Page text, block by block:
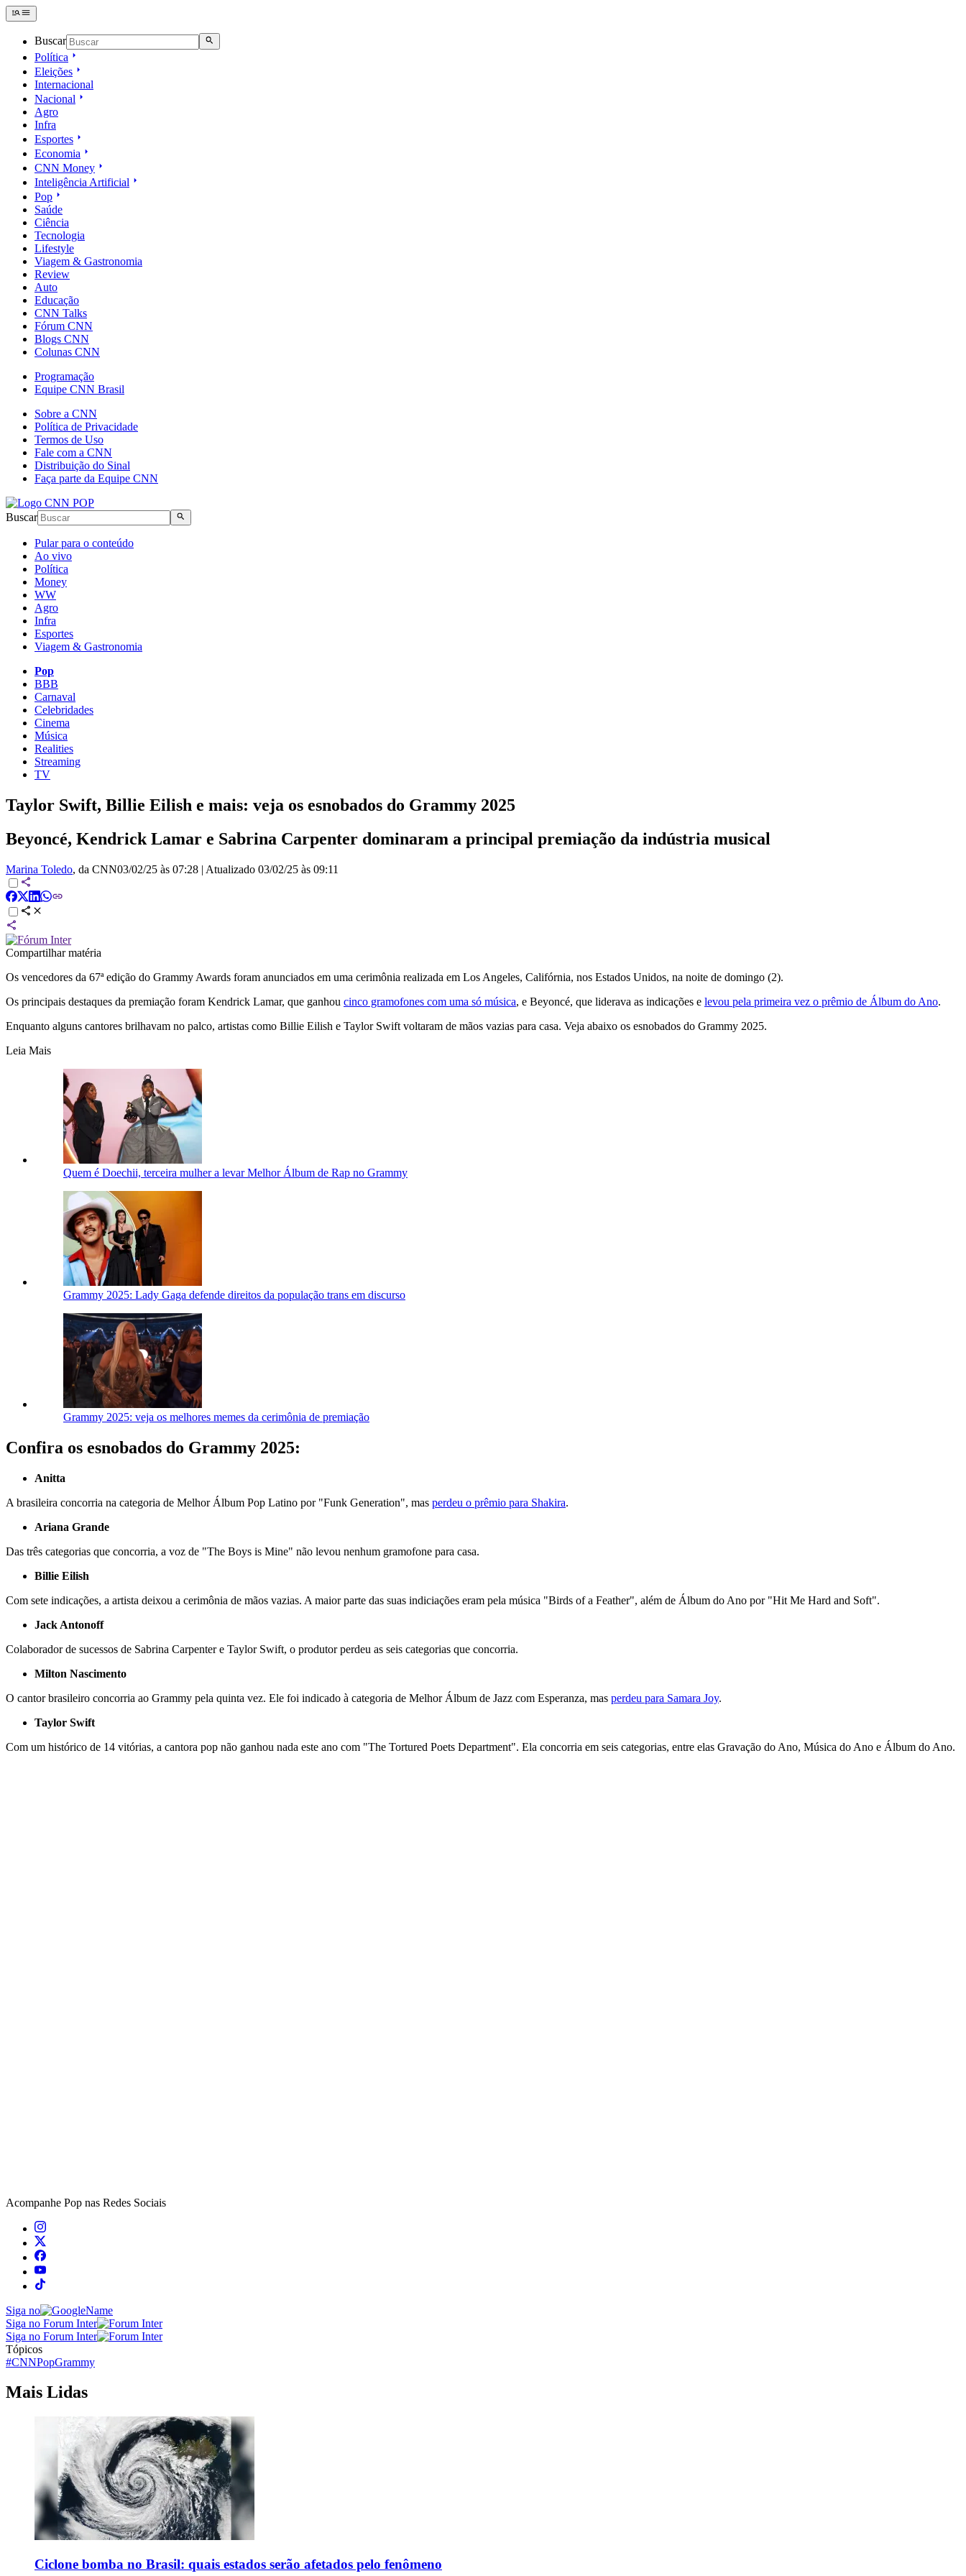
Buscar
Política
Eleições
Internacional
Nacional
Agro
Infra
Esportes
Economia
CNN Money
Inteligência Artificial
Pop
Saúde
Ciência
Tecnologia
Lifestyle
Viagem & Gastronomia
Review
Auto
Educação
CNN Talks
Fórum CNN
Blogs CNN
Colunas CNN
Programação
Equipe CNN Brasil
Sobre a CNN
Política de Privacidade
Termos de Uso
Fale com a CNN
Distribuição do Sinal
Faça parte da Equipe CNN
Buscar
Pular para o conteúdo
Ao vivo
Política
Money
WW
Agro
Infra
Esportes
Viagem & Gastronomia
Pop
BBB
Carnaval
Celebridades
Cinema
Música
Realities
Streaming
TV
Taylor Swift, Billie Eilish e mais: veja os esnobados do Grammy 2025
Beyoncé, Kendrick Lamar e Sabrina Carpenter dominaram a principal premiação da indústria musical
Marina Toledo, da CNN03/02/25 às 07:28 | Atualizado 03/02/25 às 09:11
Compartilhar matéria
Os vencedores da 67ª edição do Grammy Awards foram anunciados em uma cerimônia realizada em Los Angeles, Califórnia, nos Estados Unidos, na noite de domingo (2).
Os principais destaques da premiação foram Kendrick Lamar, que ganhou cinco gramofones com uma só música, e Beyoncé, que liderava as indicações e levou pela primeira vez o prêmio de Álbum do Ano.
Enquanto alguns cantores brilhavam no palco, artistas como Billie Eilish e Taylor Swift voltaram de mãos vazias para casa. Veja abaixo os esnobados do Grammy 2025.
Leia Mais
Quem é Doechii, terceira mulher a levar Melhor Álbum de Rap no Grammy
Grammy 2025: Lady Gaga defende direitos da população trans em discurso
Grammy 2025: veja os melhores memes da cerimônia de premiação
Confira os esnobados do Grammy 2025:
Anitta
A brasileira concorria na categoria de Melhor Álbum Pop Latino por "Funk Generation", mas perdeu o prêmio para Shakira.
Ariana Grande
Das três categorias que concorria, a voz de "The Boys is Mine" não levou nenhum gramofone para casa.
Billie Eilish
Com sete indicações, a artista deixou a cerimônia de mãos vazias. A maior parte das suas indiciações eram pela música "Birds of a Feather", além de Álbum do Ano por "Hit Me Hard and Soft".
Jack Antonoff
Colaborador de sucessos de Sabrina Carpenter e Taylor Swift, o produtor perdeu as seis categorias que concorria.
Milton Nascimento
O cantor brasileiro concorria ao Grammy pela quinta vez. Ele foi indicado à categoria de Melhor Álbum de Jazz com Esperanza, mas perdeu para Samara Joy.
Taylor Swift
Com um histórico de 14 vitórias, a cantora pop não ganhou nada este ano com "The Tortured Poets Department". Ela concorria em seis categorias, entre elas Gravação do Ano, Música do Ano e Álbum do Ano.
Acompanhe Pop nas Redes Sociais
Siga no
Siga no Forum Inter
Siga no Forum Inter
Tópicos
#CNNPopGrammy
Mais Lidas
Ciclone bomba no Brasil: quais estados serão afetados pelo fenômeno